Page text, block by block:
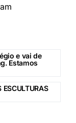
e vai de
Estamos
ESCULTURAS